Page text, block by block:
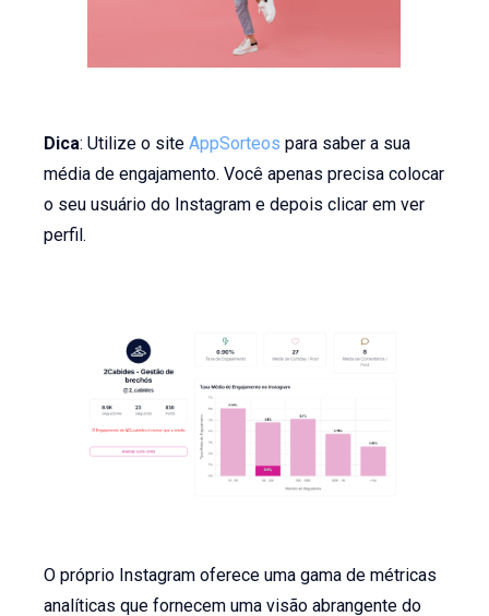
Dica: Utilize o siteAppSorteos para saber a sua
média de engajamento. Você apenas precisa colocar
o seu usuário do Instagram e depois clicar em ver
perfil.
O próprio Instagram oferece uma gama de métricas
analíticas que fornecem uma visão abrangente do